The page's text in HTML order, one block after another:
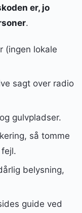
er, jo
.
(ingen lokale
sagt over radio
gulvpladser.
så tomme
belysning,
guide ved